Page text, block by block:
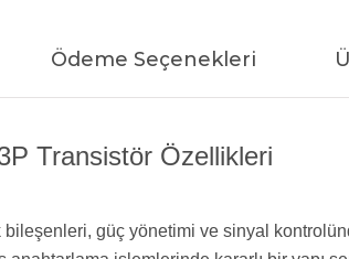
Ödeme Seçenekleri
Transistör Özellikleri
güç yönetimi ve sinyal